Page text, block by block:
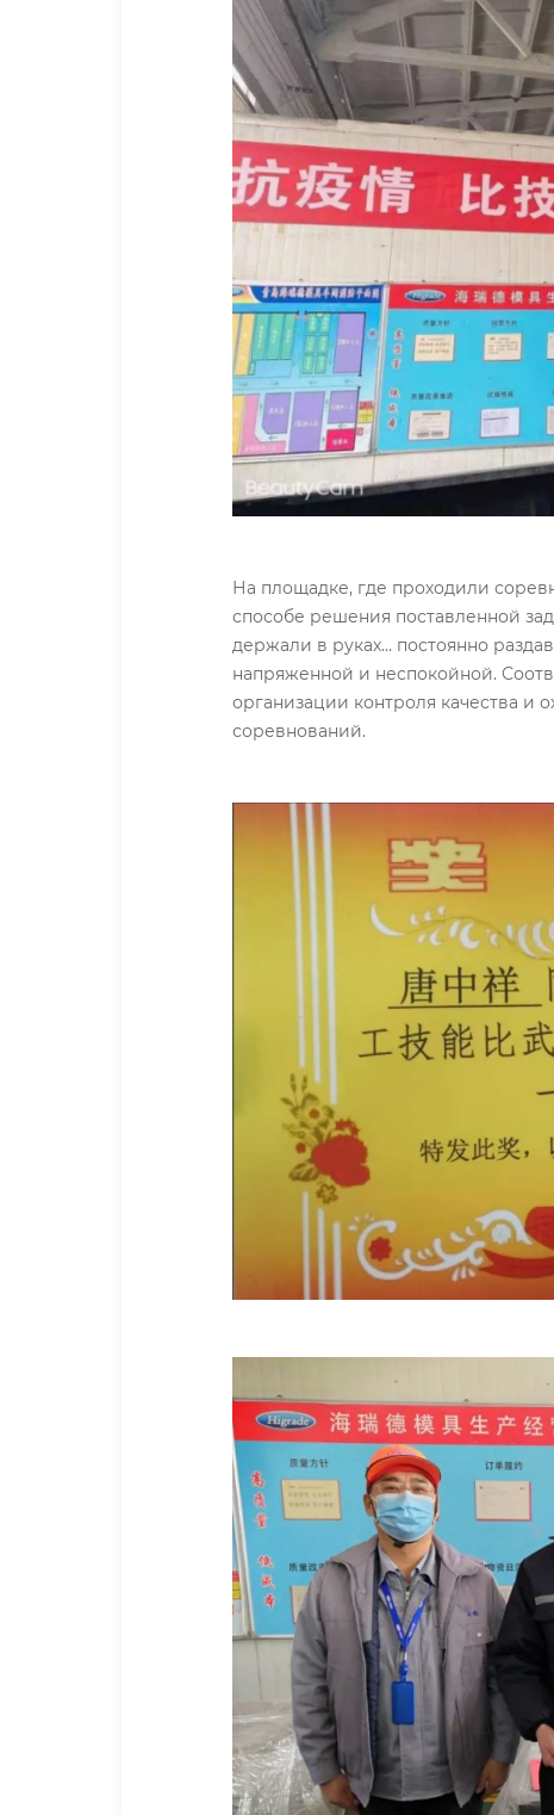
На площадке, где проходили
способе решения поставленной
держали в руках… постоянно
напряженной и неспокойной.
организации контроля качества
соревнований.